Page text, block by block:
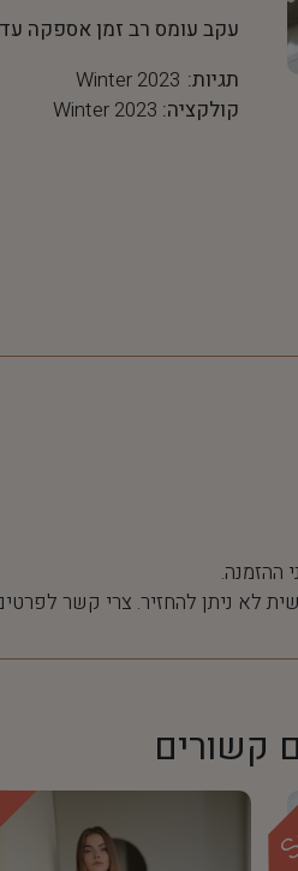
עקב עומס רב זמן אספקה עד 10 ימי
תגיות: Winter 2023
קולקציה: Winter 2023
ההזמנה.
לא ניתן להחזיר. צרי קשר
קשורים